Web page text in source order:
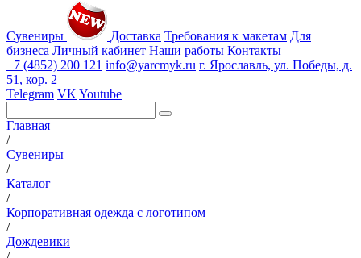
Сувениры Доставка Требования к макетам Для
бизнеса Личный кабинет Наши работы Контакты
+7 (4852) 200 121 info@yarcmyk.ru г. Ярославль, ул. Победы, д.
51, кор. 2
Telegram VK Youtube
Главная
/
Сувениры
/
Каталог
/
Корпоративная одежда с логотипом
/
Дождевики